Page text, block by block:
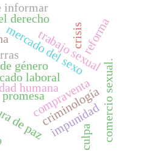
mercado del sexo
género
laboral
trabajo sexual
comercio sexual.
humana
derecho
compraventa
promesa
de paz
crisisreforma
criminología
impunidad
culpa
informar